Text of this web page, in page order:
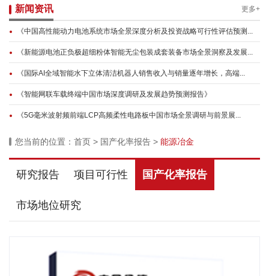
新闻资讯 更多+
《中国高性能动力电池系统市场全景深度分析及投资战略可行性评估预测...
《新能源电池正负极超细粉体智能无尘包装成套装备市场全景洞察及发展...
《国际AI全域智能水下立体清洁机器人销售收入与销量逐年增长，高端...
《智能网联车载终端中国市场深度调研及发展趋势预测报告》
《5G毫米波射频前端LCP高频柔性电路板中国市场全景调研与前景展...
您当前的位置： 首页 > 国产化率报告 > 能源冶金
研究报告 项目可行性 国产化率报告
市场地位研究